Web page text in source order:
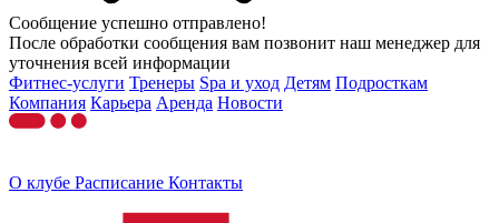
Сообщение успешно отправлено!
После обработки сообщения вам позвонит наш менеджер для
уточнения всей информации
Фитнес-услуги Тренеры Spa и уход Детям Подросткам
Компания Карьера Аренда Новости
О клубе Расписание Контакты